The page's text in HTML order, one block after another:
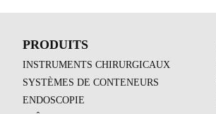
PRODUITS
INSTRUMENTS CHIRURGICAUX
SYSTÈMES DE CONTENEURS
ENDOSCOPIE